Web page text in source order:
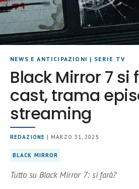
NEWS E ANTICIPAZIONI | SERIE TV
Black Mirror 7 si
cast, trama
streaming
REDAZIONE | MARZO 31, 2025
BLACK MIRROR
Tutto su Black Mirror 7: si farà?